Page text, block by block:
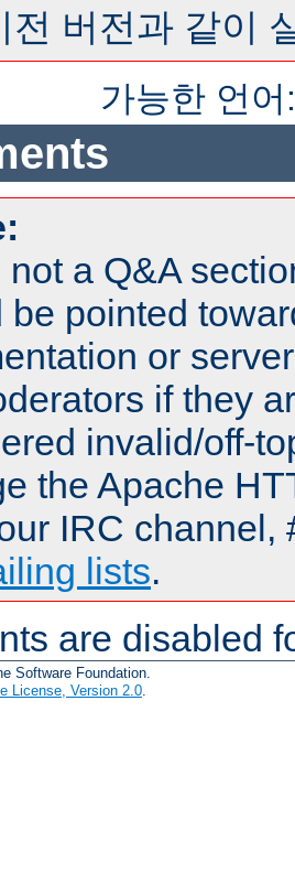
전 버전과 같이
가능한 언
a Q&A
be pointed
or
if they
invalid/off-
the Apache
IRC channel,
lists.
are disabled
Software Foundation.
License, Version 2.0